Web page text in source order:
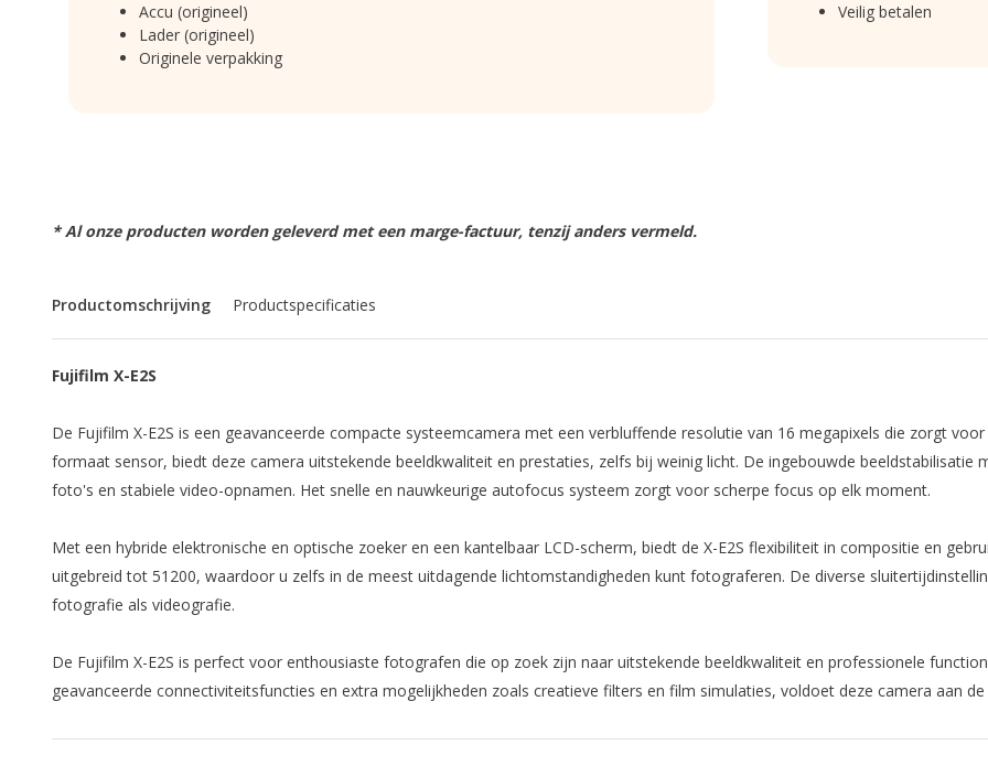
Accu (origineel)
Lader (origineel)
Originele verpakking
Veilig betalen
* Al onze producten worden geleverd met een marge-factuur, tenzij anders vermeld.
Productomschrijving Productspecificaties
Fujifilm X-E2S
De Fujifilm X-E2S is een geavanceerde compacte systeemcamera met een verbluffende resolutie van 16 megapixels die zorgt
formaat sensor, biedt deze camera uitstekende beeldkwaliteit en prestaties, zelfs bij weinig licht. De ingebouwde beeldstabilisatie
foto's en stabiele video-opnamen. Het snelle en nauwkeurige autofocus systeem zorgt voor scherpe focus op elk moment.
Met een hybride elektronische en optische zoeker en een kantelbaar LCD-scherm, biedt de X-E2S flexibiliteit in compositie en
uitgebreid tot 51200, waardoor u zelfs in de meest uitdagende lichtomstandigheden kunt fotograferen. De diverse
fotografie als videografie.
De Fujifilm X-E2S is perfect voor enthousiaste fotografen die op zoek zijn naar uitstekende beeldkwaliteit en professionele
geavanceerde connectiviteitsfuncties en extra mogelijkheden zoals creatieve filters en film simulaties, voldoet deze camera aan